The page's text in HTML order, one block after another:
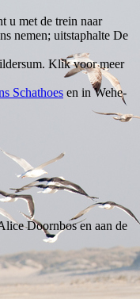
u met de trein naar
nemen; uitstaphalte De
Klik voor meer
Schathoes en in Wehe-
Doornbos en aan de